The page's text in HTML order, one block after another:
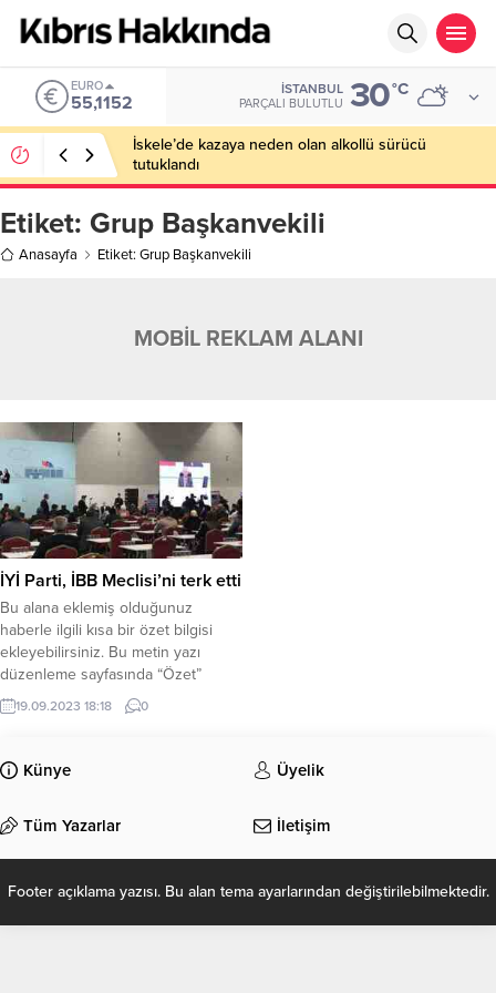
EURO
55,1152
İSTANBUL
PARÇALI BULUTLU 30°C
İskele’de kazaya neden olan alkollü sürücü
tutuklandı
Etiket: Grup Başkanvekili
Anasayfa Etiket: Grup Başkanvekili
MOBİL REKLAM ALANI
İYİ Parti, İBB Meclisi’ni terk etti
Bu alana eklemiş olduğunuz
haberle ilgili kısa bir özet bilgisi
ekleyebilirsiniz. Bu metin yazı
düzenleme sayfasında “Özet”
bölümünden eklenebilir. Özet
eklenmişse başlık altında kalın
eklenmemişse bu alan boş kalır.
19.09.2023 18:18 0
Künye Üyelik
Tüm Yazarlar İletişim
Footer açıklama yazısı. Bu alan tema ayarlarından değiştirilebilmektedir.